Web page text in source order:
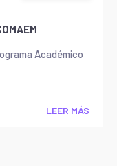
Académico
LEER MÁS